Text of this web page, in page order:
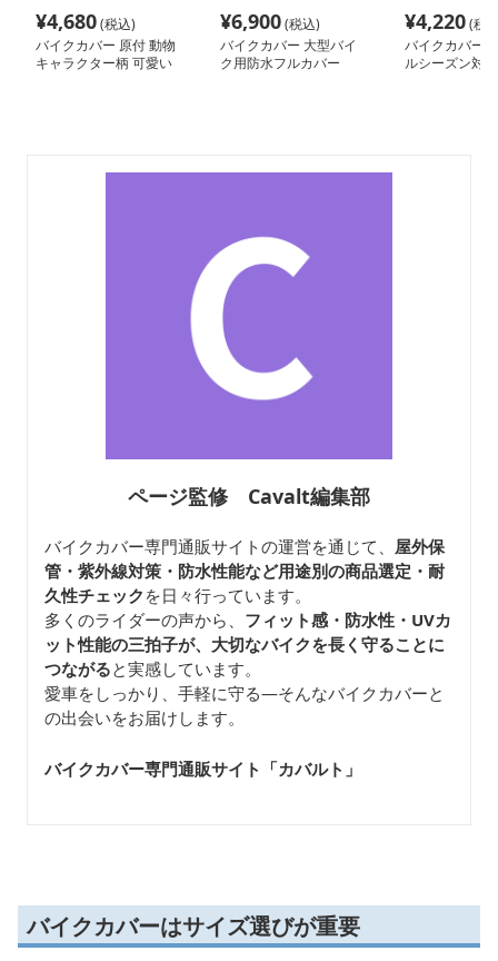
¥4,680(税込)
バイクカバー 原付 動物
キャラクター柄 可愛い
¥6,900(税込)
バイクカバー 大型バイ
ク用防水フルカバー
¥4,220(税
バイクカバー
ルシーズン対
ページ監修 Cavalt編集部
バイクカバー専門通販サイトの運営を通じて、 屋外保
管・紫外線対策・防水性能など用途別の商品選定・耐
久性チェック を日々行っています。
多くのライダーの声から、 フィット感・防水性・UVカ
ット性能の三拍子が、大切なバイクを長く守ることに
つながると実感しています。
愛車をしっかり、手軽に守る—そんなバイクカバーと
の出会いをお届けします。
バイクカバー専門通販サイト「カバルト 」
バイクカバーはサイズ選びが重要